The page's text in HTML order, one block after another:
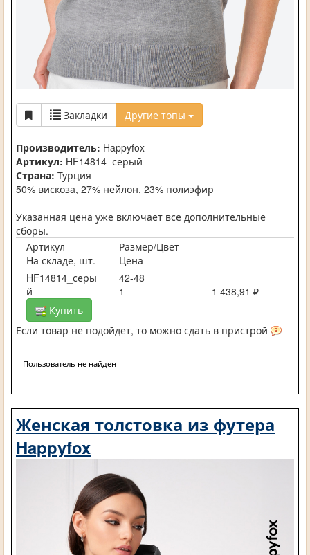
Закладки Другие топы
Производитель: Happyfox
Артикул: HF14814_серый
Страна: Турция
50% вискоза, 27% нейлон, 23% полиэфир
Указанная цена уже включает все дополнительные
сборы.
Артикул
Размер/Цвет
На складе, шт.
Цена
HF14814_серы
й
42-48
1
1 438,91 ₽
Купить
Если товар не подойдет, то можно сдать в пристрой
Пользователь не найден
Женская толстовка из футера
Happyfox